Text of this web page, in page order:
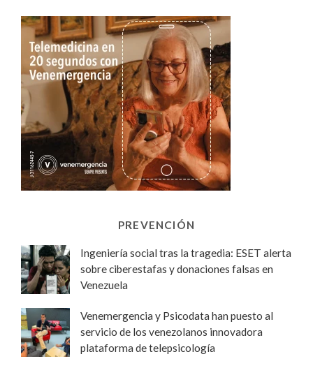
PREVENCIÓN
Ingeniería social tras la tragedia: ESET alerta
sobre ciberestafas y donaciones falsas en
Venezuela
Venemergencia y Psicodata han puesto al
servicio de los venezolanos innovadora
plataforma de telepsicología